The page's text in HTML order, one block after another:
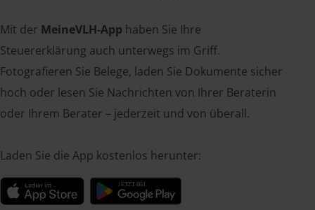
Mit der MeineVLH-App haben Sie Ihre
Steuererklärung auch unterwegs im Griff.
Fotografieren Sie Belege, laden Sie Dokumente sicher
hoch oder lesen Sie Nachrichten von Ihrer Beraterin
oder Ihrem Berater – jederzeit und von überall.
Laden Sie die App kostenlos herunter: